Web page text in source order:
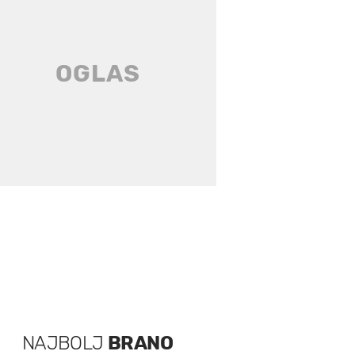
NAJBOLJ BRANO